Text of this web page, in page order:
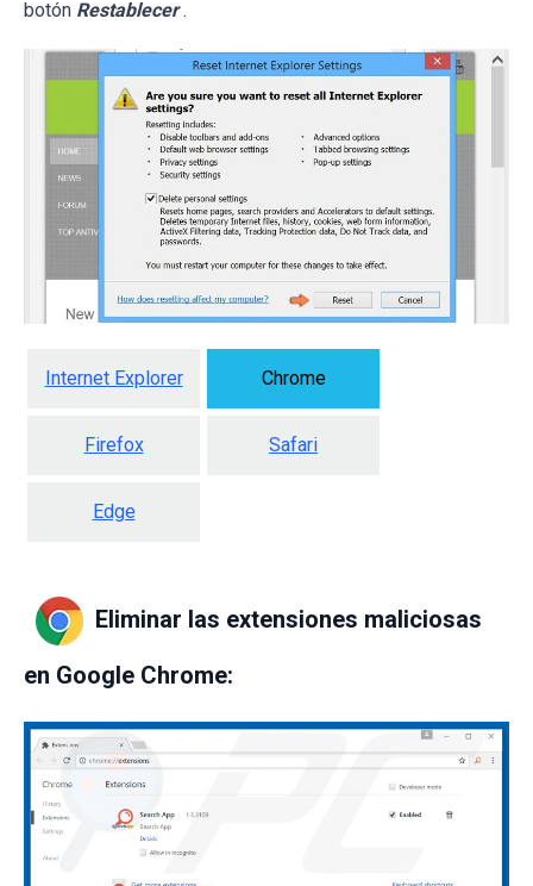
botón Restablecer .
Internet Explorer Chrome
Firefox Safari
Edge
Eliminar las extensiones maliciosas
en Google Chrome: